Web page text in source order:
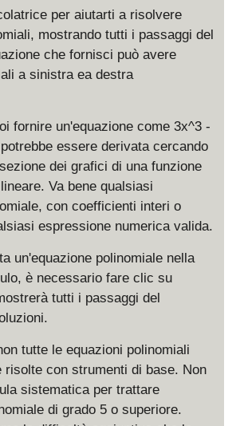
per aiutarti a risolvere
mostrando tutti i passaggi del
che fornisci può avere
a sinistra ea destra
fornire un'equazione come 3x^3 -
essere derivata cercando
dei grafici di una funzione
Va bene qualsiasi
con coefficienti interi o
espressione numerica valida.
un'equazione polinomiale nella
è necessario fare clic su
tutti i passaggi del
tutte le equazioni polinomiali
risolte con strumenti di base. Non
sistematica per trattare
di grado 5 o superiore.